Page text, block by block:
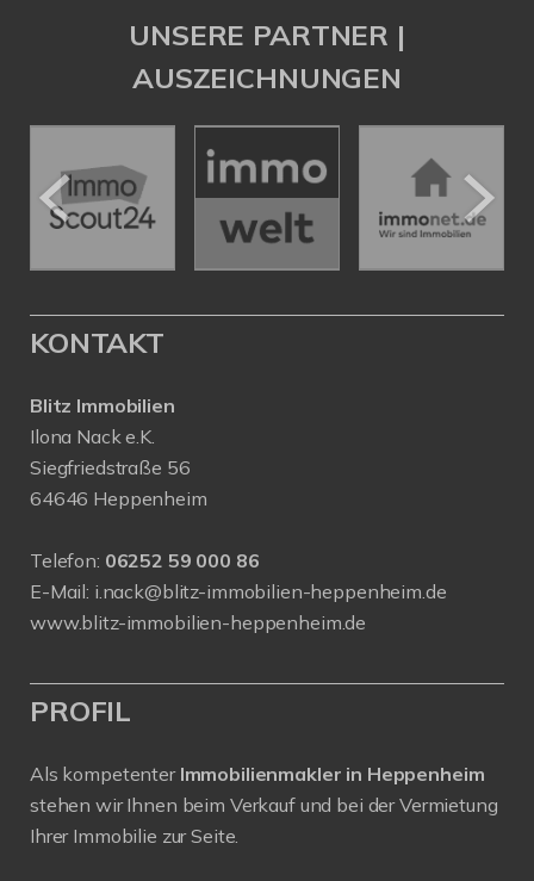
UNSERE PARTNER |
AUSZEICHNUNGEN
KONTAKT
Blitz Immobilien
Ilona Nack e.K.
Siegfriedstraße 56
64646 Heppenheim
Telefon: 06252 59 000 86
E-Mail: i.nack@blitz-immobilien-heppenheim.de
www.blitz-immobilien-heppenheim.de
PROFIL
Als kompetenter Immobilienmakler in Heppenheim
stehen wir Ihnen beim Verkauf und bei der Vermietung
Ihrer Immobilie zur Seite.